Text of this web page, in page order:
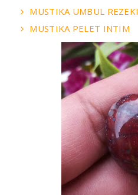
MUSTIKA UMBUL REZEKI
MUSTIKA PELET INTIM